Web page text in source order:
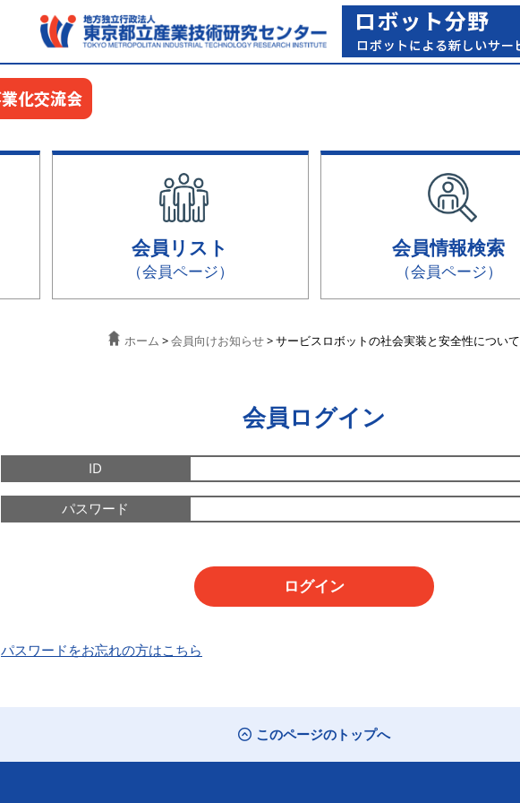
会員リスト
（会員ページ）
会員情報検索
（会員ページ）
ホーム >会員向けお知らせ> サービスロボットの社会実装と安全性について
会員ログイン
ID
パスワード
パスワードをお忘れの方はこちら
このページのトップへ